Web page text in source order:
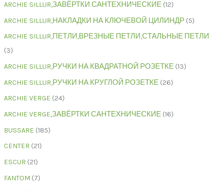
ARCHIE SILLUR,ЗАВЁРТКИ САНТЕХНИЧЕСКИЕ 12
ARCHIE SILLUR,НАКЛАДКИ НА КЛЮЧЕВОЙ ЦИЛИНДР 5
ARCHIE SILLUR,ПЕТЛИ,ВРЕЗНЫЕ ПЕТЛИ,СТАЛЬНЫЕ ПЕТЛИ
3
ARCHIE SILLUR,РУЧКИ НА КВАДРАТНОЙ РОЗЕТКЕ 13
ARCHIE SILLUR,РУЧКИ НА КРУГЛОЙ РОЗЕТКЕ 26
ARCHIE VERGE 24
ARCHIE VERGE,ЗАВЁРТКИ САНТЕХНИЧЕСКИЕ 16
BUSSARE 185
CENTER 21
ESCUR 21
FANTOM 7